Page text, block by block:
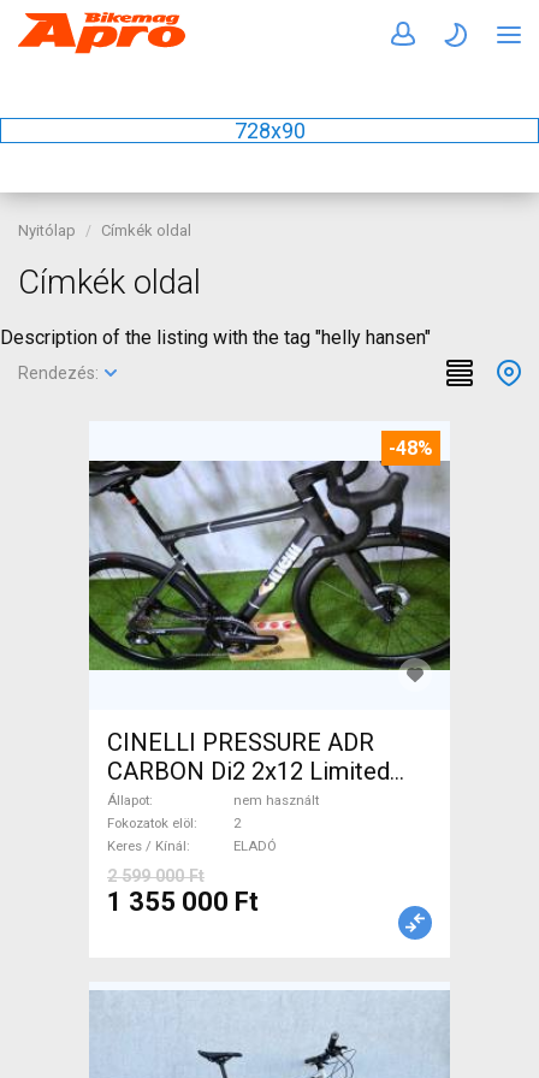
728x90
Nyitólap Címkék oldal
Címkék oldal
Description of the listing with the tag "helly hansen"
Rendezés:
-48%
CINELLI PRESSURE ADR
CARBON Di2 2x12 Limited
1of50 0km ÚJ! Országúti
tárcsafék nem használt
ELADÓ
Állapot
nem használt
Fokozatok elöl
2
Keres / Kínál
ELADÓ
2 599 000 Ft
1 355 000 Ft